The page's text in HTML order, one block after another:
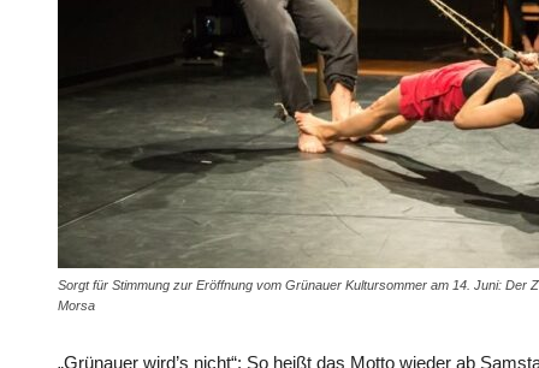
Sorgt für Stimmung zur Eröffnung vom Grünauer Kultursommer am 14. Juni:
Morsa
„Grünauer wird’s nicht“: So heißt das Motto wieder ab